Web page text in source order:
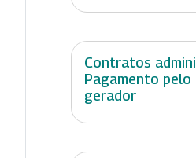
Contratos
Pagamento
gerador